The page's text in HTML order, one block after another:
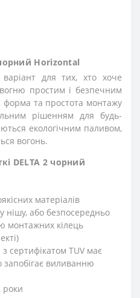
Horizontal
для тих, хто хоче
простим і безпечним
форма та простота монтажу
рішенням для будь-
екологічним паливом,
вогонь.
DELTA 2 чорний
матеріалів
нішу, або безпосередньо
монтажних кілець
сертифікатом TUV має
виливанню
роки